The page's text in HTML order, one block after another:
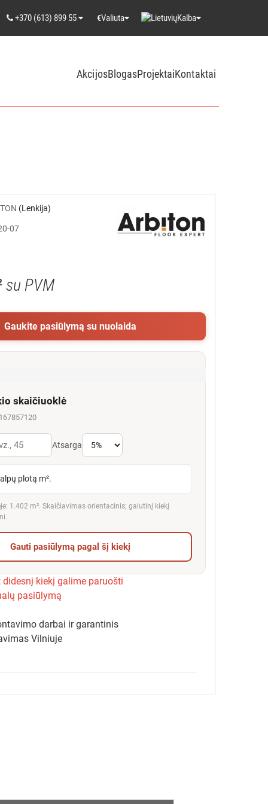
+370 (613) 899 55 €Valiuta Kalba
AkcijosBlogasProjektaiKontaktai
(Lenkija)
07
su PVM
Gaukite pasiūlymą su nuolaida
skaičiuoklė
Atsarga
plotą m².
1.402 m². Skaičiavimas orientacinis; galutinį kiekį
Gauti pasiūlymą pagal šį kiekį
didesnį kiekį galime paruošti
pasiūlymą
darbai ir garantinis
Vilniuje